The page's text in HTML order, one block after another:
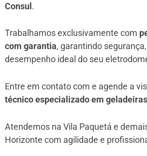
Consul.
Trabalhamos exclusivamente com
com garantia, garantindo
desempenho ideal do seu
Entre em contato com e agende a
técnico especializado em geladeiras
Atendemos na Vila Paquetá e
Horizonte com agilidade e